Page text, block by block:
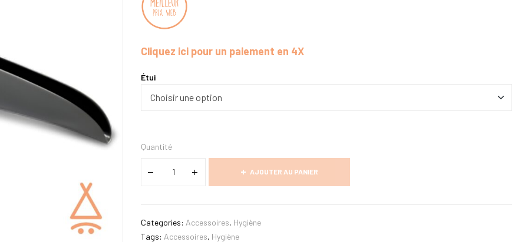
Cliquez ici pour un paiement en 4X
Étui
Quantité
AJOUTER AU PANIER
Categories: Accessoires, Hygiène
Tags: Accessoires, Hygiène